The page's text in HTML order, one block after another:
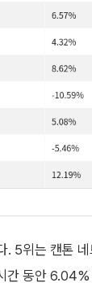
5위는 캔톤
간 동안 6.04%